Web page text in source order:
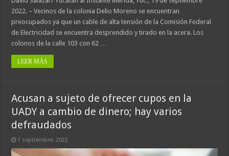
2022. – Vecinos de la colonia Delio Moreno se encuentran
preocupados ya que un cable de alta tensión de la Comisión Federal
de Electricidad se encuentra desprendido y tirado en la acera. Los
colonos de la calle 103 con 62 …
LEER MÁS
Acusan a sujeto de ofrecer cupos en la
UADY a cambio de dinero; hay varios
defraudados
1 septiembre, 2022